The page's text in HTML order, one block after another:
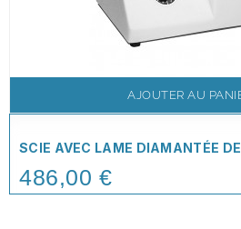
AJOUTER AU
SCIE AVEC LAME DIAMANTÉE
Price
486,00 €